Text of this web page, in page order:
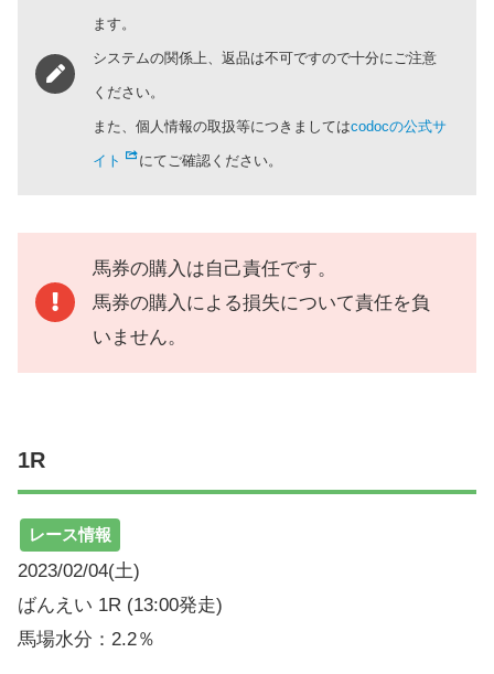
ます。
システムの関係上、返品は不可ですので十分にご注意
ください。
また、個人情報の取扱等につきましてはcodocの公式サ
イト にてご確認ください。
馬券の購入は自己責任です。
馬券の購入による損失について責任を負
いません。
1R
レース情報
2023/02/04(土)
ばんえい 1R (13:00発走)
馬場水分：2.2％